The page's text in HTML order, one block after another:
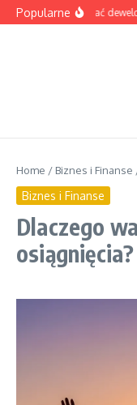
Przejdź do treści
PopularneJak wybrać
Home / Biznes i Finanse
Biznes i Finanse
Dlaczego
osiągnięcia?